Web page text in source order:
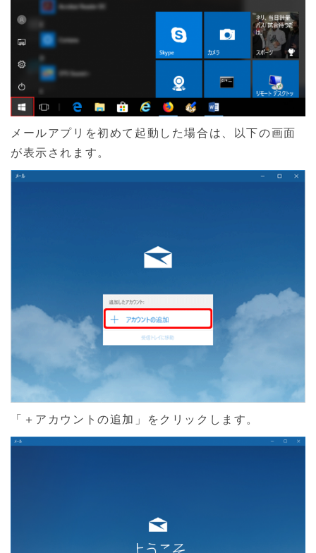
メールアプリを初めて起動した場合は、以下の画面
が表示されます。
「＋アカウントの追加」をクリックします。